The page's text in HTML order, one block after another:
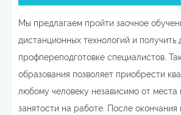
Мы предлагаем пройти заочное
дистанционных технологий и получить
профпереподготовке специалистов.
образования позволяет приобрести
любому человеку независимо от
занятости на работе. После окончания